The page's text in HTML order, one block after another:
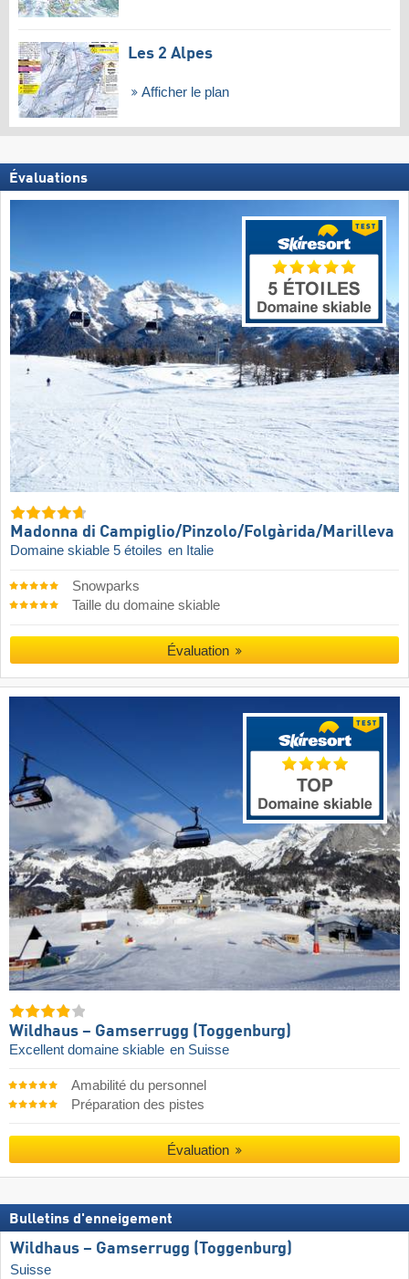
Les 2 Alpes
Afficher le plan
Évaluations
Madonna di Campiglio/​Pinzolo/​Folgàrida/​Marilleva
Domaine skiable 5 étoiles en Italie
Snowparks
Taille du domaine skiable
Évaluation
Wildhaus – Gamserrugg (Toggenburg)
Excellent domaine skiable en Suisse
Amabilité du personnel
Préparation des pistes
Évaluation
Bulletins d'enneigement
Wildhaus – Gamserrugg (Toggenburg)
Suisse